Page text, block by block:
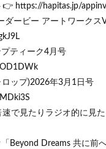
👉 https://hapitas.jp/
ダービー アートワークス
ティーク4月号
ロップ)2026年3月1日号
で見たりラジオ的に見
Beyond Dreams 共に前